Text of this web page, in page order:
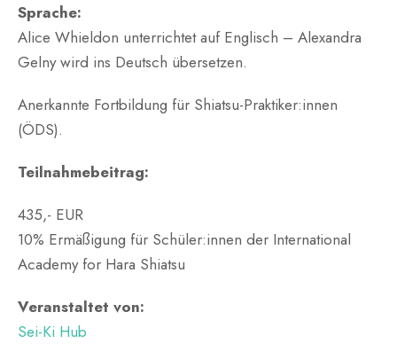
Sprache:
Alice Whieldon unterrichtet auf Englisch – Alexandra
Gelny wird ins Deutsch übersetzen.
Anerkannte Fortbildung für Shiatsu-Praktiker:innen
(ÖDS).
Teilnahmebeitrag:
435,- EUR
10% Ermäßigung für Schüler:innen der International
Academy for Hara Shiatsu
Veranstaltet von:
Sei-Ki Hub